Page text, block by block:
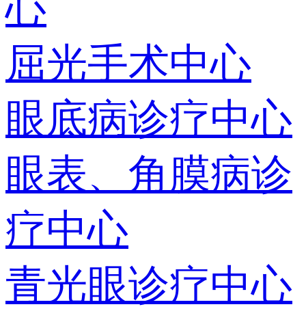
屈光手术中心
眼底病诊疗中心
眼表、角膜病诊
疗中心
青光眼诊疗中心